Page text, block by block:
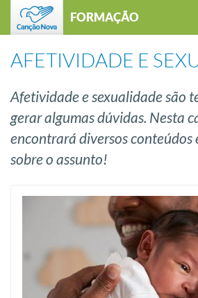
FORMAÇÃO
AFETIVIDADE E
Afetividade e sexualidade são
gerar algumas dúvidas. Nesta
encontrará diversos conteúdos
sobre o assunto!